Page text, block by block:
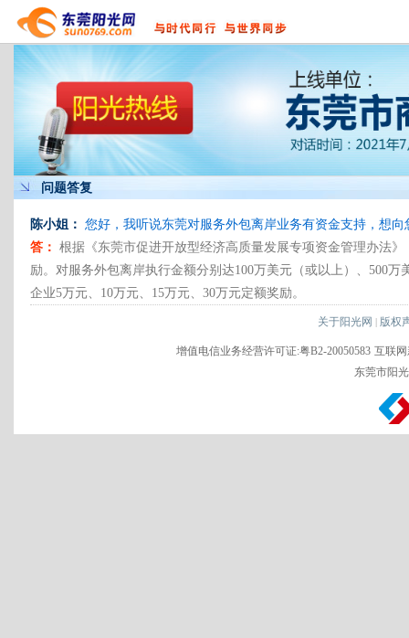
问题答复
陈小姐： 您好，我听说东莞对服务外包离岸业务有资金支持，想
答： 根据《东莞市促进开放型经济高质量发展专项资金管理办法
励。对服务外包离岸执行金额分别达100万美元（或以上）、500
企业5万元、10万元、15万元、30万元定额奖励。
关于阳光网 | 版权
增值电信业务经营许可证:粤B2-20050583 互联网
东莞市阳